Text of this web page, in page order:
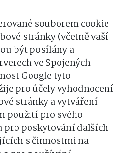
souborem cookie
stránky (včetně vaší
být posílány a
ve Spojených
Google tyto
pro účely vyhodnocení
stránky a vytváření
použití pro svého
pro poskytování dalších
s činnostmi na